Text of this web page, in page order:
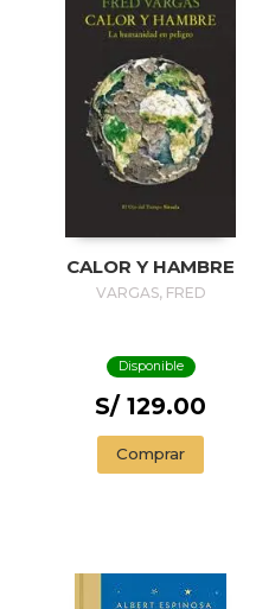
CALOR Y HAMBRE
VARGAS, FRED
Disponible
S/ 129.00
Comprar